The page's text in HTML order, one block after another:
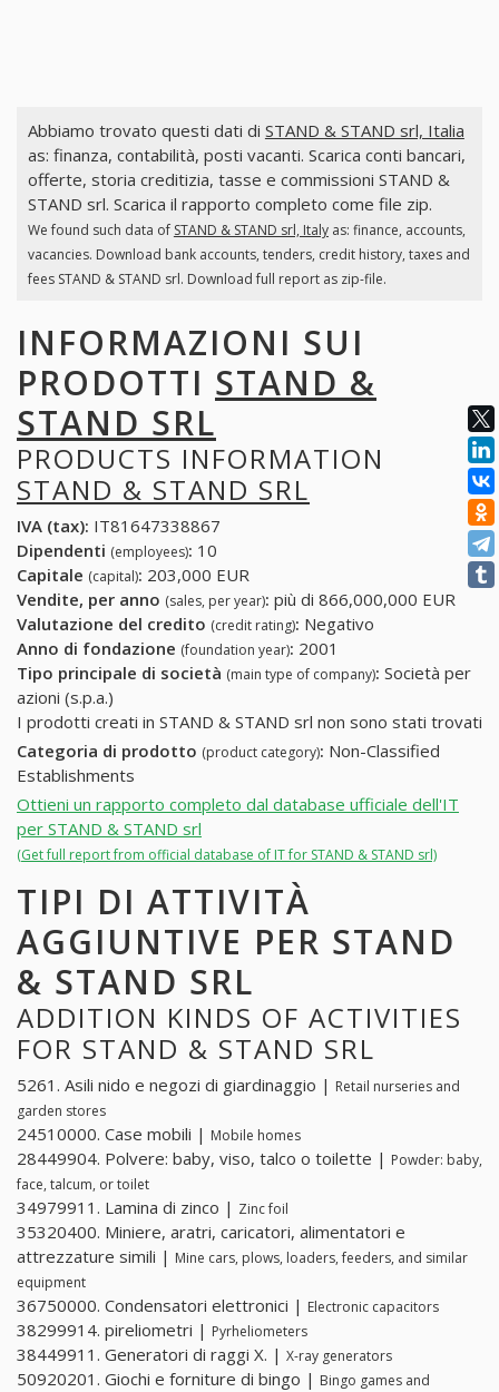
Abbiamo trovato questi dati di STAND & STAND srl, Italia
as: finanza, contabilità, posti vacanti. Scarica conti bancari,
offerte, storia creditizia, tasse e commissioni STAND &
STAND srl. Scarica il rapporto completo come file zip.
We found such data of STAND & STAND srl, Italyas: finance, accounts,
vacancies. Download bank accounts, tenders, credit history, taxes and
fees STAND & STAND srl. Download full report as zip-file.
INFORMAZIONI SUI
PRODOTTI STAND &
STAND SRL
PRODUCTS INFORMATION
STAND & STAND SRL
IVA (tax): IT81647338867
Dipendenti (employees): 10
Capitale (capital): 203,000 EUR
Vendite, per anno (sales, per year): più di 866,000,000 EUR
Valutazione del credito (credit rating): Negativo
Anno di fondazione (foundation year): 2001
Tipo principale di società (main type of company): Società per
azioni (s.p.a.)
I prodotti creati in STAND & STAND srl non sono stati trovati
Categoria di prodotto (product category): Non-Classified
Establishments
Ottieni un rapporto completo dal database ufficiale dell'IT
per STAND & STAND srl
(Get full report from official database of IT for STAND & STAND srl)
TIPI DI ATTIVITÀ
AGGIUNTIVE PER STAND
& STAND SRL
ADDITION KINDS OF ACTIVITIES
FOR STAND & STAND SRL
5261. Asili nido e negozi di giardinaggio | Retail nurseries and
garden stores
24510000. Case mobili | Mobile homes
28449904. Polvere: baby, viso, talco o toilette | Powder: baby,
face, talcum, or toilet
34979911. Lamina di zinco | Zinc foil
35320400. Miniere, aratri, caricatori, alimentatori e
attrezzature simili | Mine cars, plows, loaders, feeders, and similar
equipment
36750000. Condensatori elettronici | Electronic capacitors
38299914. pireliometri | Pyrheliometers
38449911. Generatori di raggi X. | X-ray generators
50920201. Giochi e forniture di bingo | Bingo games and